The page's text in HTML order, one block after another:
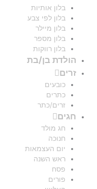
בלון אותיות
בלון לפי צבע
בלון מיילר
בלון מספר
בלון רווקות
הולדת בן/בת
זרים
כובעים
כתרים
זרים/כתר
חגים
חג מולד
חנוכה
יום העצמאות
ראש השנה
פסח
פורים